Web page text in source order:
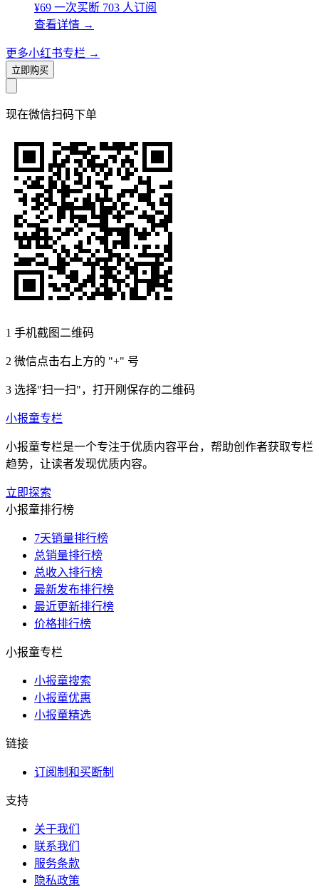
¥69 一次买断 703 人订阅
查看详情 →
更多小红书专栏 →
立即购买
现在微信扫码下单
1 手机截图二维码
2 微信点击右上方的 "+" 号
3 选择"扫一扫"，打开刚保存的二维码
小报童专栏
小报童专栏是一个专注于优质内容平台，帮助创作者获取专栏
趋势，让读者发现优质内容。
立即探索
小报童排行榜
7天销量排行榜
总销量排行榜
总收入排行榜
最新发布排行榜
最近更新排行榜
价格排行榜
小报童专栏
小报童搜索
小报童优惠
小报童精选
链接
订阅制和买断制
支持
关于我们
联系我们
服务条款
隐私政策